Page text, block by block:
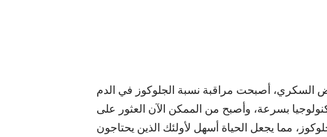
السكري، أصبحت مراقبة نسبة الجلوكوز في الدم
بسرعة، وأصبح من الممكن الآن العثور على
مما يجعل الحياة أسهل لأولئك الذين يحتاجون